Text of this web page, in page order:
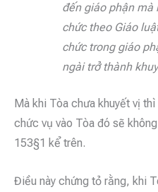
đến giáo phận mà
chức theo Giáo
chức trong giáo
ngài trở thành
Mà khi Tòa chưa khuyết vị
chức vụ vào Tòa đó sẽ
153§1 kể trên.
Điều này chứng tỏ rằng, khi